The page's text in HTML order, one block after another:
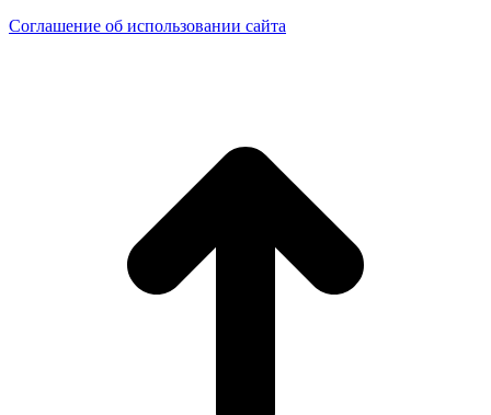
Соглашение об использовании сайта